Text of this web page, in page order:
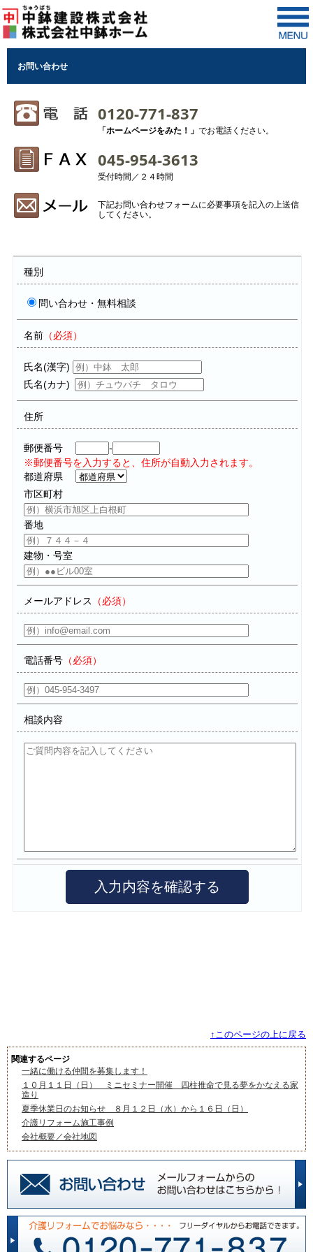
お問い合わせ
0120-771-837
「ホームページをみた！」 でお電話ください。
045-954-3613
受付時間／２４時間
下記お問い合わせフォームに必要事項を記入の上送信
してください。
↑このページの上に戻る
関連するページ
一緒に働ける仲間を募集します！
１０月１１日（日） ミニセミナー開催 四柱推命で見る夢をかなえる家
造り
夏季休業日のお知らせ ８月１２日（水）から１６日（日）
介護リフォーム施工事例
会社概要／会社地図